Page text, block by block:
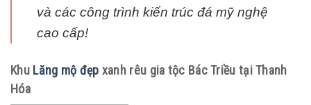
và các công trình kiến trúc đá mỹ nghệ
cao cấp!
Khu Lăng mộ đẹp xanh rêu gia tộc Bác Triều tại Thanh
Hóa